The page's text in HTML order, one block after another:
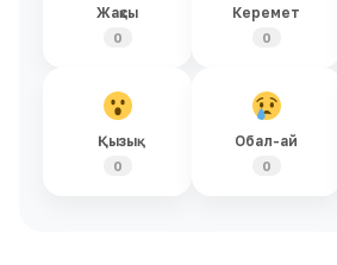
Жақсы
0
Керемет
0
Қызық
0
Обал-ай
0